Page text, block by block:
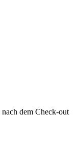
dem Check-out